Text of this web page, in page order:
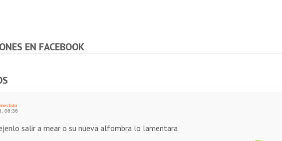
EN FACEBOOK
06:36
salir a mear o su nueva alfombra lo lamentara